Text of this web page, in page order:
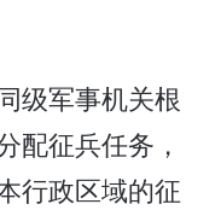
级军事机关根
配征兵任务，
行政区域的征